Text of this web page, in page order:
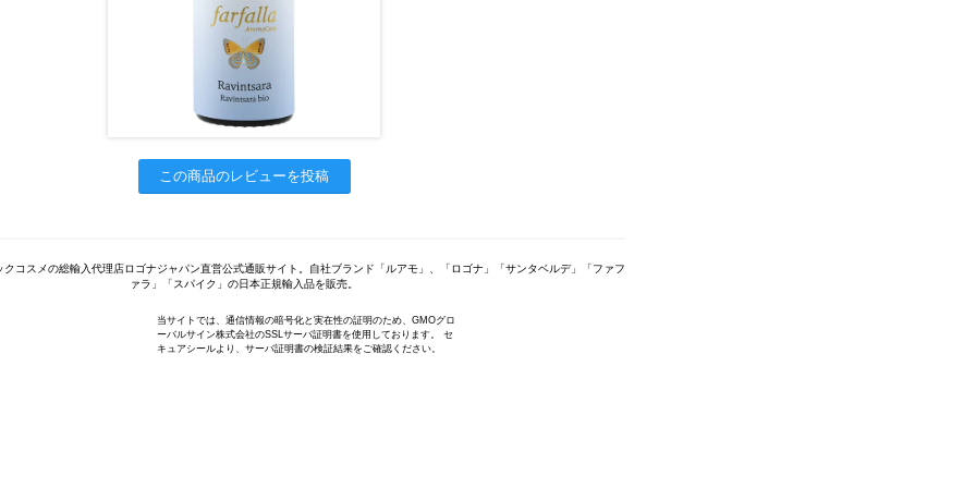
この商品のレビューを投稿
コスメの総輸入代理店ロゴナジャパン直営公式通販サイト。自社ブランド「ルアモ」、「ロゴナ」「サンタベルデ」「ファフ
ァラ」「スパイク」の日本正規輸入品を販売。
当サイトでは、通信情報の暗号化と実在性の証明のため、GMOグロ
ーバルサイン株式会社のSSLサーバ証明書を使用しております。 セ
キュアシールより、サーバ証明書の検証結果をご確認ください。